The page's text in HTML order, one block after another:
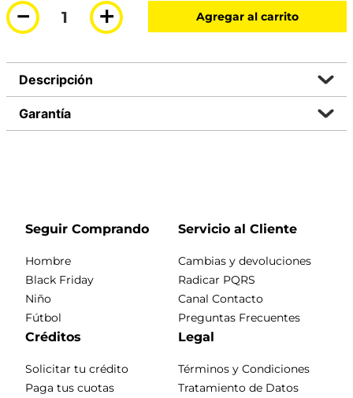
＋
－ Agregar al carrito
Descripción
Garantía
Seguir Comprando
Hombre
Black Friday
Niño
Fútbol
Servicio al Cliente
Cambias y devoluciones
Radicar PQRS
Canal Contacto
Preguntas Frecuentes
Créditos
Solicitar tu crédito
Paga tus cuotas
Legal
Términos y Condiciones
Tratamiento de Datos